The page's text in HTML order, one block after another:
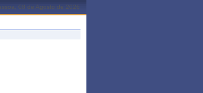
08 de Agosto de 2026